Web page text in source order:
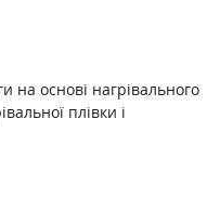
на основі нагрівального
плівки і